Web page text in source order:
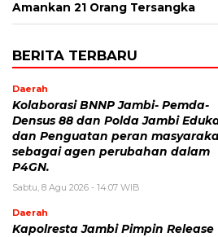
Amankan 21 Orang Tersangka
BERITA TERBARU
Daerah
Kolaborasi BNNP Jambi- Pemda-
Densus 88 dan Polda Jambi
dan Penguatan peran
sebagai agen perubahan dalam
P4GN.
Sabtu, 8 Agu 2026 - 14:07 WIB
Daerah
Kapolresta Jambi Pimpin Release